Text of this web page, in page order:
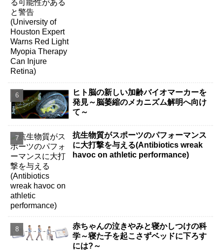
ヒト脳の新しい加齢バイオマーカーを
発見～脳萎縮のメカニズム解明へ向け
て～
抗生物質がスポーツのパフォーマンス
に大打撃を与える(Antibiotics wreak
havoc on athletic performance)
赤ちゃんの泣きやみと寝かしつけの科
学～寝た子を起こさずベッドに下ろす
には?～